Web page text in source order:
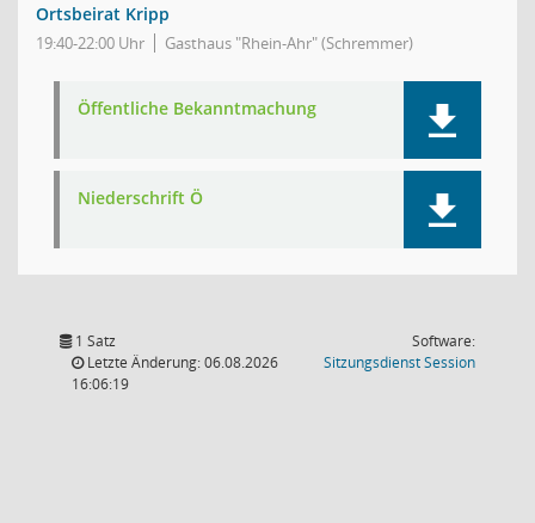
Ortsbeirat Kripp
19:40-22:00 Uhr Gasthaus "Rhein-Ahr" (Schremmer)
Öffentliche Bekanntmachung
Niederschrift Ö
1 Satz
Letzte Änderung: 06.08.2026
16:06:19
Software:
SitzungsdienstSession(Wird in